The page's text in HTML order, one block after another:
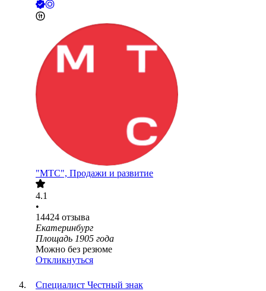
"МТС", Продажи и развитие
4.1
•
14424 отзыва
Екатеринбург
Площадь 1905 года
Можно без резюме
Откликнуться
Специалист Честный знак